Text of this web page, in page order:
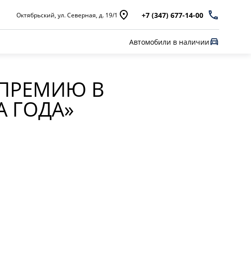
Октябрьский, ул. Северная, д. 19/1 +7 (347) 677-14-00
Автомобили в наличии
ПРЕМИЮ В